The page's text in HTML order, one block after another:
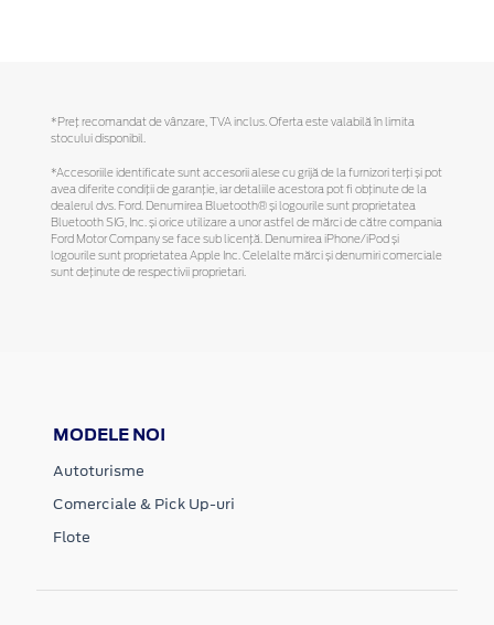
*Preţ recomandat de vânzare, TVA inclus. Oferta este valabilă în limita
stocului disponibil.
*Accesoriile identificate sunt accesorii alese cu grijă de la furnizori terți și pot
avea diferite condiții de garanție, iar detaliile acestora pot fi obținute de la
dealerul dvs. Ford. Denumirea Bluetooth® și logourile sunt proprietatea
Bluetooth SIG, Inc. și orice utilizare a unor astfel de mărci de către compania
Ford Motor Company se face sub licență. Denumirea iPhone/iPod și
logourile sunt proprietatea Apple Inc. Celelalte mărci și denumiri comerciale
sunt deținute de respectivii proprietari.
MODELE NOI
Autoturisme
Comerciale & Pick Up-uri
Flote